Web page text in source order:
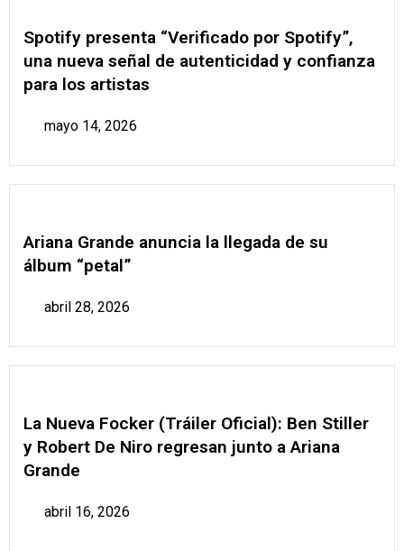
Spotify presenta “Verificado por Spotify”,
una nueva señal de autenticidad y confianza
para los artistas
mayo 14, 2026
Ariana Grande anuncia la llegada de su
álbum “petal”
abril 28, 2026
La Nueva Focker (Tráiler Oficial): Ben Stiller
y Robert De Niro regresan junto a Ariana
Grande
abril 16, 2026